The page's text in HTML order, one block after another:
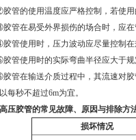
管的使用温度应严格控制，若使用
管在易受外界损伤的场合时，应在
管使用时，压力波动应尽量控制
管使用时的实际弯曲半径应大于规
管在输送介质过程中，其流速对
每秒不超过6m为宜。
压胶管的常见故障、原因与排除方
损坏情况